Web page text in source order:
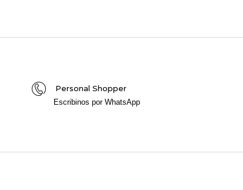
Personal Shopper
Escribinos por WhatsApp